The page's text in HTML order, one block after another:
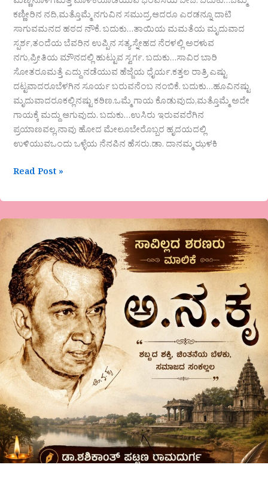
ಕಣ್ಣೀರಿನ ನದಿ,ಮತ್ತೊಮ್ಮೆ ನಗುವಿನ ಸಮುದ್ರ.ಆದರೂ ಎರಡನ್ನೂ ದಾಟಿ
ಸಾಗುವಮನದ ಹಠದ ನೌಕೆ. ಬದುಕು…ತಾಯಿಯ ಮಮತೆಯ ಮೃದುವಾದ
ಸ್ಪರ್ಶ,ತಂದೆಯ ಬೆವರಿನ ಉಪ್ಪಿನ ಸತ್ಯ.ಸ್ನೇಹದ ನೆರಳಲ್ಲಿ ಅರಳುವ
ನಗು,ಪ್ರೀತಿಯ ಮೌನದಲ್ಲಿ ಹುಟ್ಟುವ ಸ್ವರ್ಗ. ಬದುಕು…ಸಾವಿರ ಬಾರಿ
ಸೋತರೂಮತ್ತೆ ಎದ್ದು ನಡೆಯುವ ಹೆಜ್ಜೆಯ ಧೈರ್ಯ.ಕತ್ತಲ ರಾತ್ರಿ ಎಷ್ಟು
ದಟ್ಟವಾದರೂಬೆಳಗಿನ ಸೂರ್ಯ ಬರುವನೆಂಬ ನಂಬಿಕೆ. ಬದುಕು…ಹೂವಿನಷ್ಟು
ಮೃದುವಾದರೂಕಲ್ಲಿನಷ್ಟು ಕಠಿಣ.ಒಮ್ಮೆ ಗಾಯ ಕೊಡುವುದು,ಮತ್ತೊಮ್ಮೆ ಅದೇ
ಗಾಯಕ್ಕೆ ಮದ್ದು ಆಗುವುದು. ಬದುಕು…ಉಸಿರು ಇರುವವರೆಗಿನ
ಪ್ರಯಾಣವಲ್ಲ,ನಾವು ಹೋದ ಮೇಲೂಬೇರೊಬ್ಬರ ಹೃದಯದಲ್ಲಿ
ಉಳಿಯುವಒಂದು ಒಳ್ಳೆಯ ನೆನಪಿನ ಹೆಸರು.ಡಾ. ದಾನಮ್ಮ ಝಳಕಿ
Read Post »